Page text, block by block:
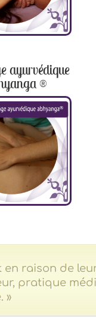
ayurvédique
®
raison de
pratique
»